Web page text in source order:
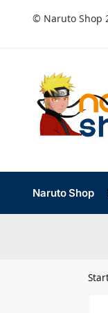
© Naruto Shop
Naruto Shop